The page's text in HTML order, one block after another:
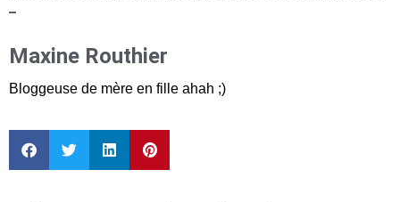
–
Maxine Routhier
Bloggeuse de mère en fille ahah ;)